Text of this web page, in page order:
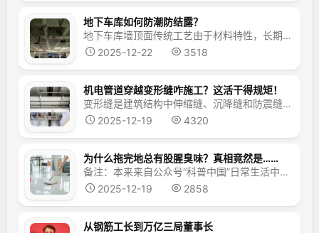
地下车库如何防潮防结露？
地下车库墙顶面传统工艺由于材料特性，长期处于潮湿环境下，容易受潮结露进而导致空鼓、起皮、脱落等质量通病。我们在中建观摩项目上看到，顶面采用无机纤维喷涂、墙面采用天然石粉涂料，有助于地下车库防潮防结露，减少质量通病。地下车库受潮结露通病 一、顶面无机纤维喷涂无机纤维喷涂，是将超细无机纤维、粘结剂及固化剂混合材料，通过喷枪喷涂在顶面，形成保温绝热层，&...
2025-12-22
3518
机电管道穿越变形缝咋施工？这活干得规矩！
变形缝是建筑结构中伸缩缝、沉降缝和防震缝的总称，水电暖三大专业机电管道：水管、桥架、风管，不可避免要穿越变形缝，如不采取相应补偿措施，就会因结构沉降或伸缩造成破坏，依据规范并结合近年来观摩案例，看看机电管道穿越变形缝咋施工？2025上海市建设工程机电安装专项观摩项目示例 一、水管穿越变形缝水管穿越变形缝空间或墙体时，依据GB50242-2002《建...
2025-12-19
4320
为什么拖完地总有股腥臭味？真相竟然是……
备注：本来来自公众号“科普中国”日常生活中，我们经常会遇到这样的情况：拖地时，尤其是在瓷砖表面，会闻到一种特别的腥臭味。这种现象在潮湿或者不经常清洗的环境中尤为常见。许多人会好奇，为什么感觉还挺干净清洁的拖把，会带来这样不愉快的气味？这种气味的来源是什么？是拖把本身的问题，还是清洁过程中产生的某种化学反应？或者，这是否与我们使用的地砖...
2025-12-19
2858
从钢筋工长到万亿三局董事长